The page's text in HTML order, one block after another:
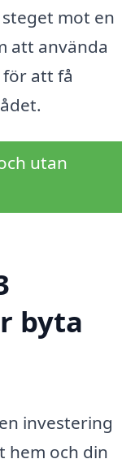
mot en
att använda
att få
utan
byta
investering
hem och din